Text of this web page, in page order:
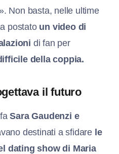
Non basta, nelle ultime
postato un video di
di fan per
della coppia.
il futuro
faSara Gaudenzi e
destinati a sfidare le
dating show di Maria